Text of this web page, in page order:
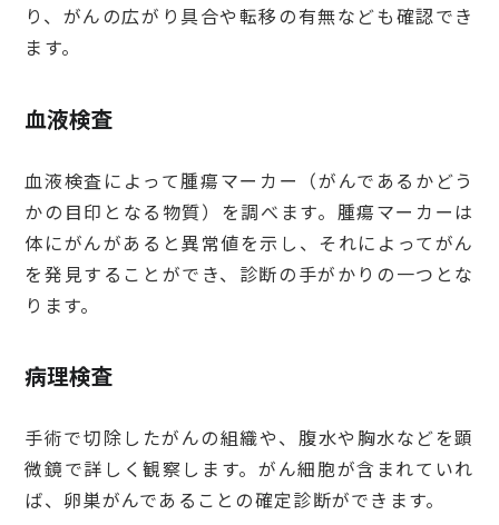
り、がんの広がり具合や転移の有無なども確認でき
ます。
血液検査
血液検査によって腫瘍マーカー（がんであるかどう
かの目印となる物質）を調べます。腫瘍マーカーは
体にがんがあると異常値を示し、それによってがん
を発見することができ、診断の手がかりの一つとな
ります。
病理検査
手術で切除したがんの組織や、腹水や胸水などを顕
微鏡で詳しく観察します。がん細胞が含まれていれ
ば、卵巣がんであることの確定診断ができます。